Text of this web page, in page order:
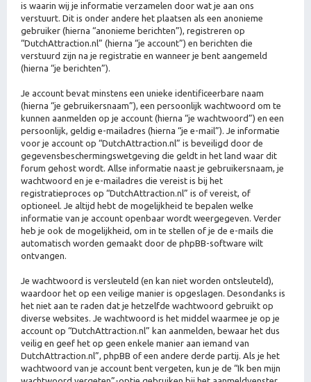
is waarin wij je informatie verzamelen door wat je aan ons
verstuurt. Dit is onder andere het plaatsen als een anonieme
gebruiker (hierna “anonieme berichten”), registreren op
“DutchAttraction.nl” (hierna “je account”) en berichten die
verstuurd zijn na je registratie en wanneer je bent aangemeld
(hierna “je berichten”).
Je account bevat minstens een unieke identificeerbare naam
(hierna “je gebruikersnaam”), een persoonlijk wachtwoord om te
kunnen aanmelden op je account (hierna “je wachtwoord”) en een
persoonlijk, geldig e-mailadres (hierna “je e-mail”). Je informatie
voor je account op “DutchAttraction.nl” is beveiligd door de
gegevensbeschermingswetgeving die geldt in het land waar dit
forum gehost wordt. Allse informatie naast je gebruikersnaam, je
wachtwoord en je e-mailadres die vereist is bij het
registratieproces op “DutchAttraction.nl” is of vereist, of
optioneel. Je altijd hebt de mogelijkheid te bepalen welke
informatie van je account openbaar wordt weergegeven. Verder
heb je ook de mogelijkheid, om in te stellen of je de e-mails die
automatisch worden gemaakt door de phpBB-software wilt
ontvangen.
Je wachtwoord is versleuteld (en kan niet worden ontsleuteld),
waardoor het op een veilige manier is opgeslagen. Desondanks is
het niet aan te raden dat je hetzelfde wachtwoord gebruikt op
diverse websites. Je wachtwoord is het middel waarmee je op je
account op “DutchAttraction.nl” kan aanmelden, bewaar het dus
veilig en geef het op geen enkele manier aan iemand van
DutchAttraction.nl”, phpBB of een andere derde partij. Als je het
wachtwoord van je account bent vergeten, kun je de “Ik ben mijn